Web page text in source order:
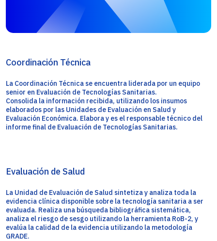
Coordinación Técnica
La Coordinación Técnica se encuentra liderada por un equipo
senior en Evaluación de Tecnologías Sanitarias.
Consolida la información recibida, utilizando los insumos
elaborados por las Unidades de Evaluación en Salud y
Evaluación Económica. Elabora y es el responsable técnico del
informe final de Evaluación de Tecnologías Sanitarias.
Evaluación de Salud
La Unidad de Evaluación de Salud sintetiza y analiza toda la
evidencia clínica disponible sobre la tecnología sanitaria a ser
evaluada. Realiza una búsqueda bibliográfica sistemática,
analiza el riesgo de sesgo utilizando la herramienta RoB-2, y
evalúa la calidad de la evidencia utilizando la metodología
GRADE.